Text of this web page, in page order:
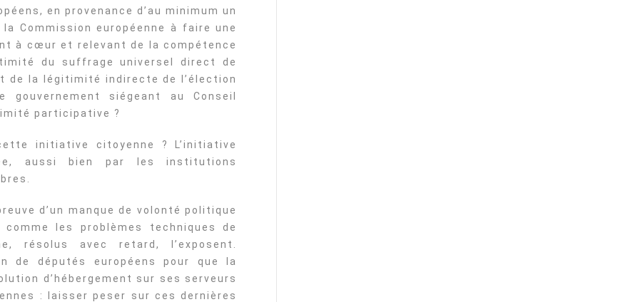
en provenance d’au minimum un
Commission européenne à faire une
à cœur et relevant de la compétence
du suffrage universel direct de
de la légitimité indirecte de l’élection
siégeant au Conseil
participative ?
initiative citoyenne ? L’initiative
aussi bien par les institutions
d’un manque de volonté politique
les problèmes techniques de
résolus avec retard, l’exposent.
de députés européens pour que la
d’hébergement sur ses serveurs
: laisser peser sur ces dernières